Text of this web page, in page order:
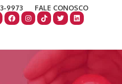
9973
FALE CONOSCO